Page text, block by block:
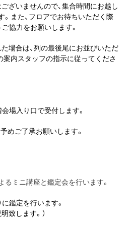
ざいませんので、集合時間にお越し
また、フロアでお待ちいただく際
協力をお願いします。
場合は、列の最後尾にお並びいただ
案内スタッフの指示に従ってくださ
場入り口で受付します。
めご了承お願いします。
るミニ講座と鑑定会を行います。
に鑑定を行います。
致します。）